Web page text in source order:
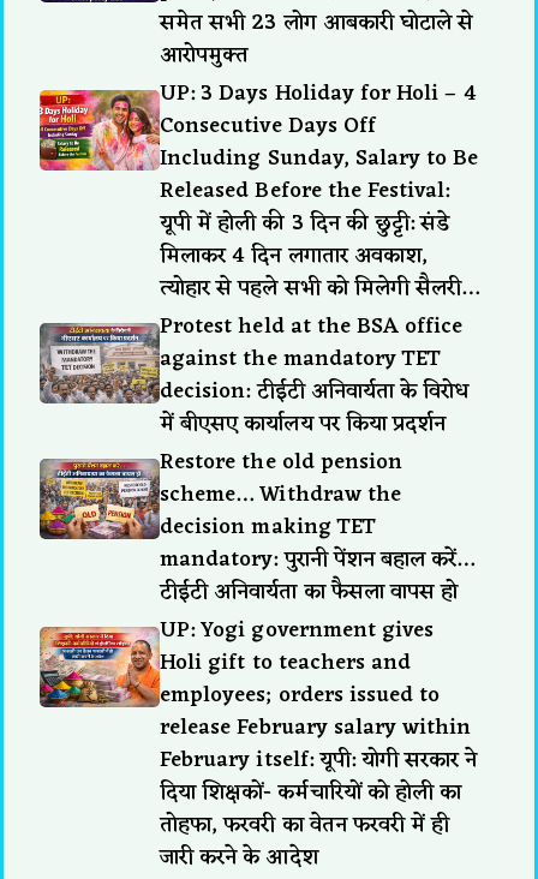
समेत सभी 23 लोग आबकारी घोटाले से
आरोपमुक्त
UP: 3 Days Holiday for Holi – 4
Consecutive Days Off
Including Sunday, Salary to Be
Released Before the Festival:
यूपी में होली की 3 दिन की छुट्टी: संडे
मिलाकर 4 दिन लगातार अवकाश,
त्योहार से पहले सभी को मिलेगी सैलरी…
Protest held at the BSA office
against the mandatory TET
decision: टीईटी अनिवार्यता के विरोध
में बीएसए कार्यालय पर किया प्रदर्शन
Restore the old pension
scheme… Withdraw the
decision making TET
mandatory: पुरानी पेंशन बहाल करें…
टीईटी अनिवार्यता का फैसला वापस हो
UP: Yogi government gives
Holi gift to teachers and
employees; orders issued to
release February salary within
February itself: यूपी: योगी सरकार ने
दिया शिक्षकों- कर्मचारियों को होली का
तोहफा, फरवरी का वेतन फरवरी में ही
जारी करने के आदेश